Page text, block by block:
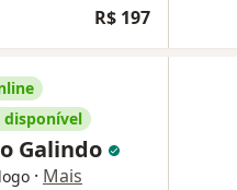
R$ 197
disponível
Galindo
· Mais